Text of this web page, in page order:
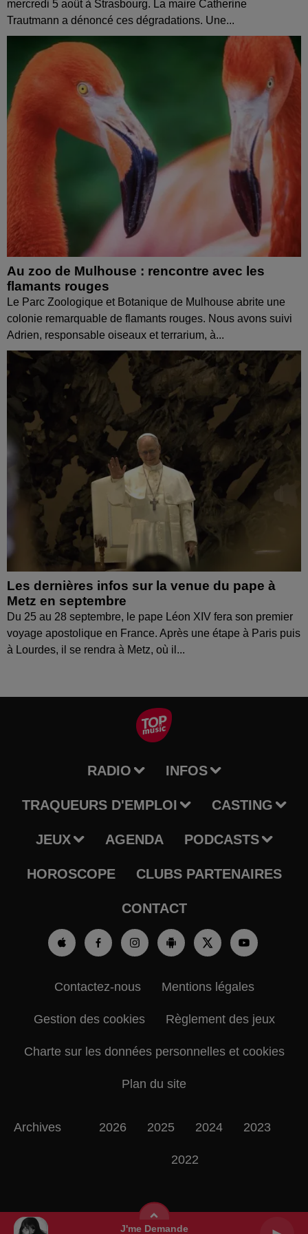
J'me Demande
mercredi 5 août à Strasbourg. La maire Catherine
Trautmann a dénoncé ces dégradations. Une...
Au zoo de Mulhouse : rencontre avec les
flamants rouges
Le Parc Zoologique et Botanique de Mulhouse abrite une
colonie remarquable de flamants rouges. Nous avons suivi
Adrien, responsable oiseaux et terrarium, à...
Les dernières infos sur la venue du pape à
Metz en septembre
Du 25 au 28 septembre, le pape Léon XIV fera son premier
voyage apostolique en France. Après une étape à Paris puis
à Lourdes, il se rendra à Metz, où il...
RADIO INFOS
TRAQUEURS D'EMPLOI CASTING
JEUX AGENDA PODCASTS
HOROSCOPE CLUBS PARTENAIRES
CONTACT
Contactez-nous Mentions légales
Gestion des cookies Règlement des jeux
Charte sur les données personnelles et cookies
Plan du site
Archives 2026 2025 2024 2023
2022